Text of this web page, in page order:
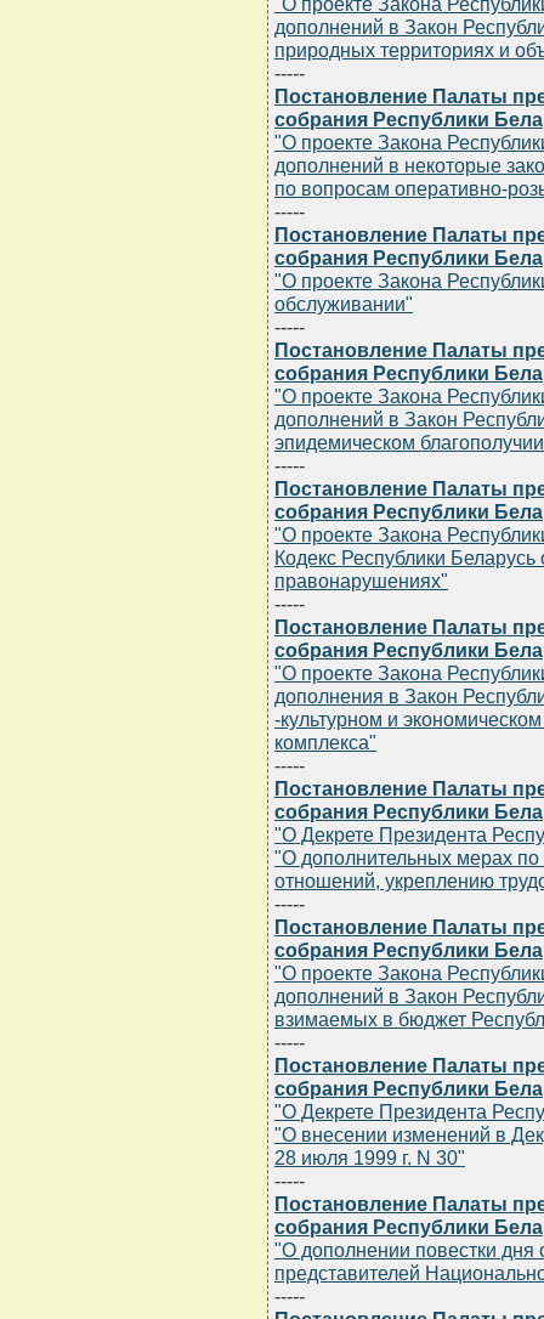
дополнений в Закон
природных территориях и
-----
Постановление Палаты
собрания Республики
"О проекте Закона
дополнений в некоторые
по вопросам оперативно-
-----
Постановление Палаты
собрания Республики
"О проекте Закона
обслуживании"
-----
Постановление Палаты
собрания Республики
"О проекте Закона
дополнений в Закон
эпидемическом
-----
Постановление Палаты
собрания Республики
"О проекте Закона
Кодекс Республики
правонарушениях"
-----
Постановление Палаты
собрания Республики
"О проекте Закона
дополнения в Закон
-культурном и
комплекса"
-----
Постановление Палаты
собрания Республики
"О Декрете Президента
"О дополнительных мерах
отношений, укреплению
-----
Постановление Палаты
собрания Республики
"О проекте Закона
дополнений в Закон
взимаемых в бюджет
-----
Постановление Палаты
собрания Республики
"О Декрете Президента
"О внесении изменений в
28 июля 1999 г. N 30"
-----
Постановление Палаты
собрания Республики
"О дополнении повестки
представителей
-----